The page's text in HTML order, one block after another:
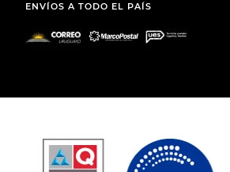
ENVÍOS A TODO EL PAÍS